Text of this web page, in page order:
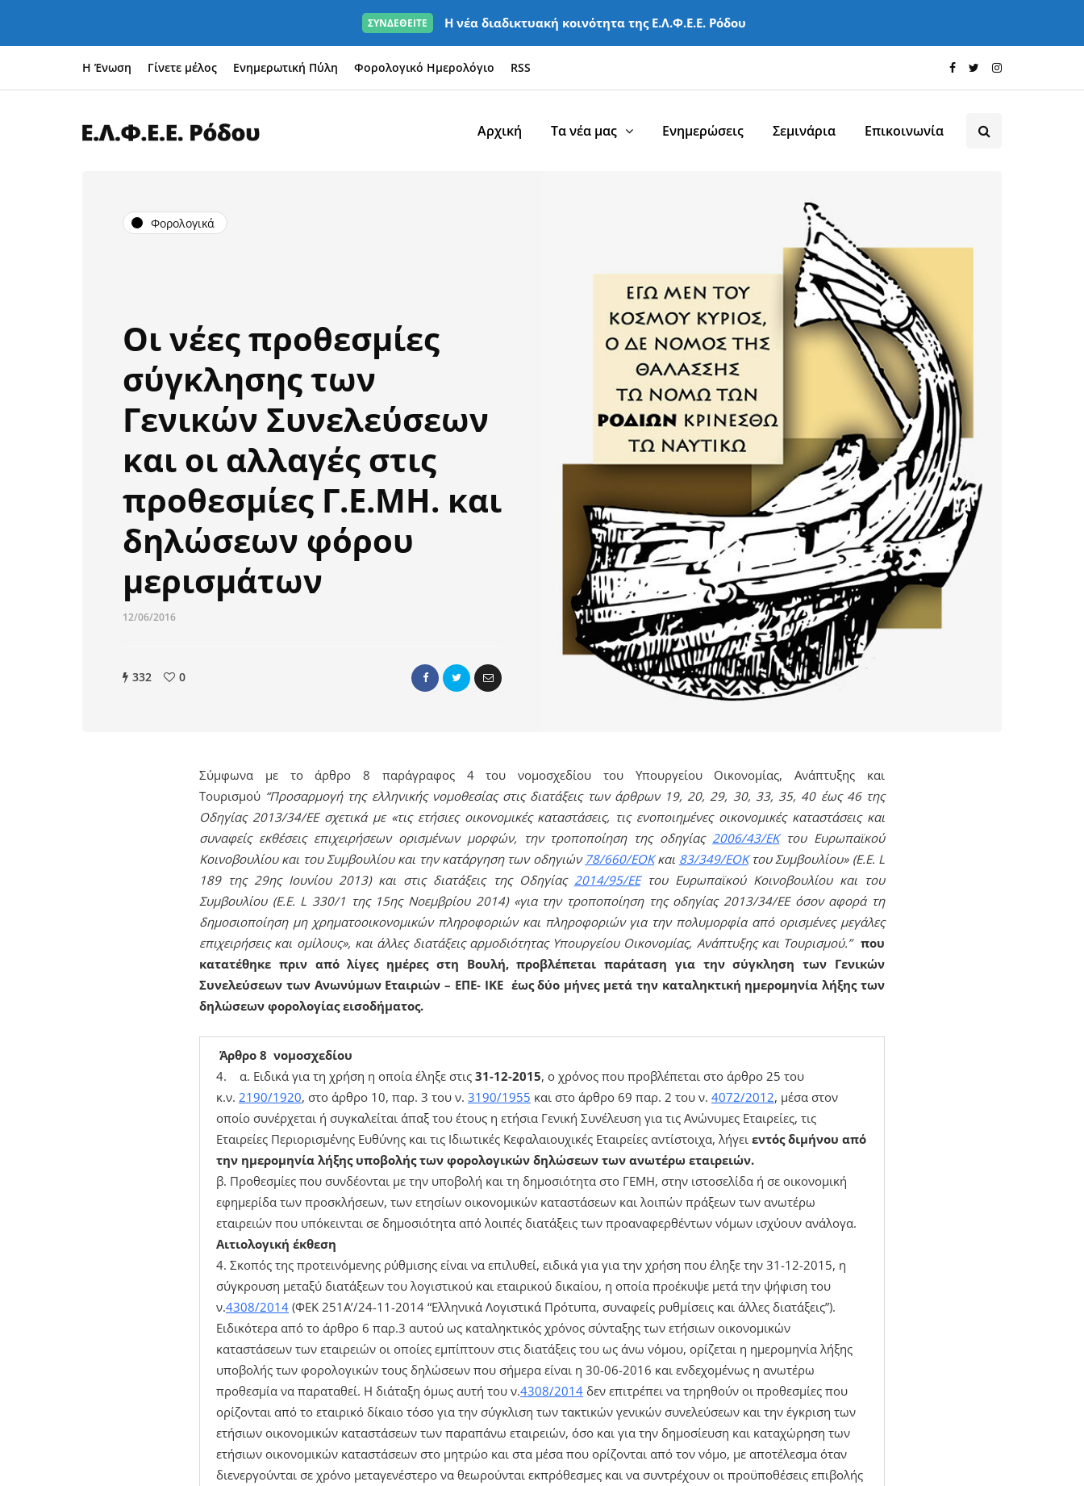
ΣΥΝΔΕΘΕΙΤΕ Η νέα διαδικτυακή κοινότητα της Ε.Λ.Φ.Ε.Ε. Ρόδου
Η Ένωση Γίνετε μέλος Ενημερωτική Πύλη Φορολογικό Ημερολόγιο RSS
Αρχική Τα νέα μας Ενημερώσεις Σεμινάρια Επικοινωνία
Φορολογικά
Οι νέες προθεσμίες
σύγκλησης των
Γενικών Συνελεύσεων
και οι αλλαγές στις
προθεσμίες Γ.Ε.ΜΗ. και
δηλώσεων φόρου
μερισμάτων
12/06/2016
332 0
Σύμφωνα με το άρθρο 8 παράγραφος 4 του νομοσχεδίου του Υπουργείου Οικονομίας, Ανάπτυξης και
Τουρισμού “Προσαρμογή της ελληνικής νομοθεσίας στις διατάξεις των άρθρων 19, 20, 29, 30, 33, 35, 40 έως 46 της
Οδηγίας 2013/34/ΕΕ σχετικά με «τις ετήσιες οικονομικές καταστάσεις, τις ενοποιημένες οικονομικές καταστάσεις και
συναφείς εκθέσεις επιχειρήσεων ορισμένων μορφών, την τροποποίηση της οδηγίας 2006/43/ΕΚ του Ευρωπαϊκού
Κοινοβουλίου και του Συμβουλίου και την κατάργηση των οδηγιών 78/660/ΕΟΚ και 83/349/ΕΟΚ του Συμβουλίου» (Ε.Ε. L
189 της 29ης Ιουνίου 2013) και στις διατάξεις της Οδηγίας 2014/95/ΕΕ του Ευρωπαϊκού Κοινοβουλίου και του
Συμβουλίου (Ε.Ε. L 330/1 της 15ης Νοεμβρίου 2014) «για την τροποποίηση της οδηγίας 2013/34/ΕΕ όσον αφορά τη
δημοσιοποίηση μη χρηματοοικονομικών πληροφοριών και πληροφοριών για την πολυμορφία από ορισμένες μεγάλες
επιχειρήσεις και ομίλους», και άλλες διατάξεις αρμοδιότητας Υπουργείου Οικονομίας, Ανάπτυξης και Τουρισμού.” που
κατατέθηκε πριν από λίγες ημέρες στη Βουλή, προβλέπεται παράταση για την σύγκληση των Γενικών
Συνελεύσεων των Ανωνύμων Εταιριών – ΕΠΕ- ΙΚΕ έως δύο μήνες μετά την καταληκτική ημερομηνία λήξης των
δηλώσεων φορολογίας εισοδήματος.
Άρθρο 8 νομοσχεδίου
4. α. Ειδικά για τη χρήση η οποία έληξε στις 31-12-2015, ο χρόνος που προβλέπεται στο άρθρο 25 του
κ.ν. 2190/1920, στο άρθρο 10, παρ. 3 του ν. 3190/1955 και στο άρθρο 69 παρ. 2 του ν. 4072/2012, μέσα στον
οποίο συνέρχεται ή συγκαλείται άπαξ του έτους η ετήσια Γενική Συνέλευση για τις Ανώνυμες Εταιρείες, τις
Εταιρείες Περιορισμένης Ευθύνης και τις Ιδιωτικές Κεφαλαιουχικές Εταιρείες αντίστοιχα, λήγει εντός διμήνου από
την ημερομηνία λήξης υποβολής των φορολογικών δηλώσεων των ανωτέρω εταιρειών.
β. Προθεσμίες που συνδέονται με την υποβολή και τη δημοσιότητα στο ΓΕΜΗ, στην ιστοσελίδα ή σε οικονομική
εφημερίδα των προσκλήσεων, των ετησίων οικονομικών καταστάσεων και λοιπών πράξεων των ανωτέρω
εταιρειών που υπόκεινται σε δημοσιότητα από λοιπές διατάξεις των προαναφερθέντων νόμων ισχύουν ανάλογα.
Αιτιολογική έκθεση
4. Σκοπός της προτεινόμενης ρύθμισης είναι να επιλυθεί, ειδικά για για την χρήση που έληξε την 31-12-2015, η
σύγκρουση μεταξύ διατάξεων του λογιστικού και εταιρικού δικαίου, η οποία προέκυψε μετά την ψήφιση του
ν.4308/2014 (ΦΕΚ 251Α’/24-11-2014 “Ελληνικά Λογιστικά Πρότυπα, συναφείς ρυθμίσεις και άλλες διατάξεις”).
Ειδικότερα από το άρθρο 6 παρ.3 αυτού ως καταληκτικός χρόνος σύνταξης των ετήσιων οικονομικών
καταστάσεων των εταιρειών οι οποίες εμπίπτουν στις διατάξεις του ως άνω νόμου, ορίζεται η ημερομηνία λήξης
υποβολής των φορολογικών τους δηλώσεων που σήμερα είναι η 30-06-2016 και ενδεχομένως η ανωτέρω
προθεσμία να παραταθεί. Η διάταξη όμως αυτή του ν.4308/2014 δεν επιτρέπει να τηρηθούν οι προθεσμίες που
ορίζονται από το εταιρικό δίκαιο τόσο για την σύγκλιση των τακτικών γενικών συνελεύσεων και την έγκριση των
ετήσιων οικονομικών καταστάσεων των παραπάνω εταιρειών, όσο και για την δημοσίευση και καταχώρηση των
ετήσιων οικονομικών καταστάσεων στο μητρώο και στα μέσα που ορίζονται από τον νόμο, με αποτέλεσμα όταν
διενεργούνται σε χρόνο μεταγενέστερο να θεωρούνται εκπρόθεσμες και να συντρέχουν οι προϋποθέσεις επιβολής